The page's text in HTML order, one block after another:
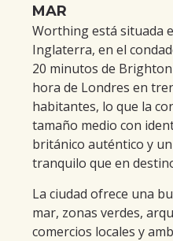
MAR
Worthing está situada
Inglaterra, en el
20 minutos de
hora de Londres en
habitantes, lo que la
tamaño medio con
británico auténtico y
tranquilo que en
La ciudad ofrece una
mar, zonas verdes,
comercios locales y